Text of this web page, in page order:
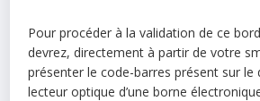
Pour procéder à la validation de ce
devrez, directement à partir de votre
présenter le code-barres présent sur le
lecteur optique d’une borne